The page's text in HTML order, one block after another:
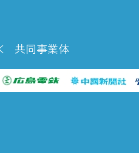
共同事業体